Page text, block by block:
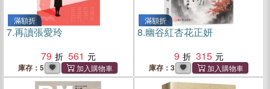
滿額折
7.再讀張愛玲
79
561
庫存：5
滿額折
8.幽谷紅杏花正妍
9
315
庫存：3